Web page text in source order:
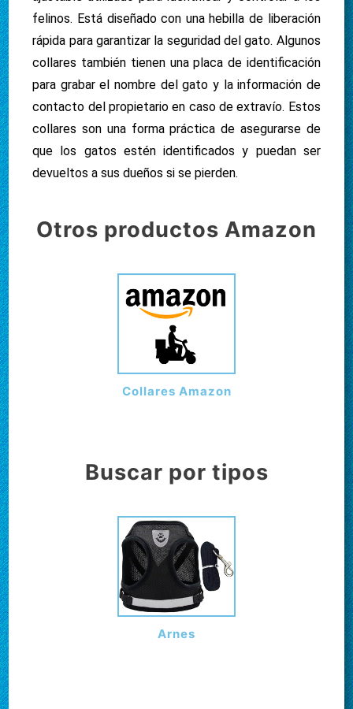
felinos. Está diseñado con una hebilla de liberación
rápida para garantizar la seguridad del gato. Algunos
collares también tienen una placa de identificación
para grabar el nombre del gato y la información de
contacto del propietario en caso de extravío. Estos
collares son una forma práctica de asegurarse de
que los gatos estén identificados y puedan ser
devueltos a sus dueños si se pierden.
Otros productos Amazon
Collares Amazon
Buscar por tipos
Arnes